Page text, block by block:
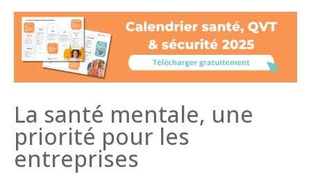
La santé mentale, une
priorité pour les
entreprises